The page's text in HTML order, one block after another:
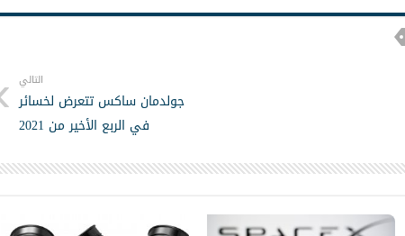
التالي
جولدمان ساكس تتعرض لخسائر
في الربع الأخير من 2021